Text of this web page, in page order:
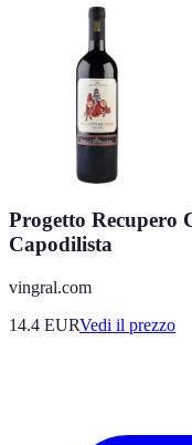
Progetto Recupero
Capodilista
vingral.com
14.4 EURVedi il prezzo